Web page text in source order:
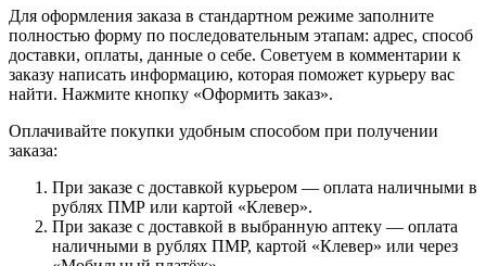
Для оформления заказа в стандартном режиме заполните
полностью форму по последовательным этапам: адрес, способ
доставки, оплаты, данные о себе. Советуем в комментарии к
заказу написать информацию, которая поможет курьеру вас
найти. Нажмите кнопку «Оформить заказ».
Оплачивайте покупки удобным способом при получении
заказа:
При заказе с доставкой курьером — оплата наличными в
рублях ПМР или картой «Клевер».
При заказе с доставкой в выбранную аптеку — оплата
наличными в рублях ПМР, картой «Клевер» или через